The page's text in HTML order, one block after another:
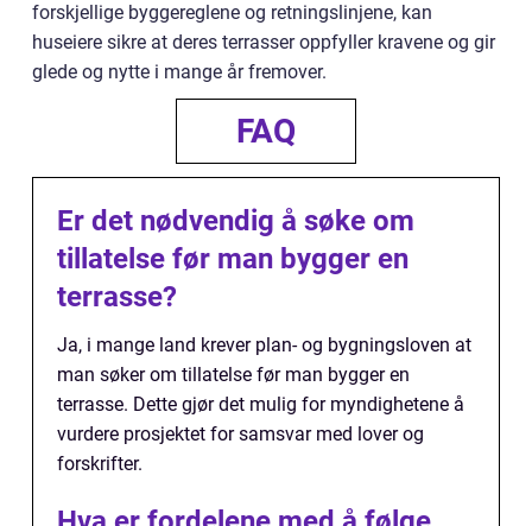
forskjellige byggereglene og retningslinjene, kan
huseiere sikre at deres terrasser oppfyller kravene og gir
glede og nytte i mange år fremover.
FAQ
Er det nødvendig å søke om
tillatelse før man bygger en
terrasse?
Ja, i mange land krever plan- og bygningsloven at
man søker om tillatelse før man bygger en
terrasse. Dette gjør det mulig for myndighetene å
vurdere prosjektet for samsvar med lover og
forskrifter.